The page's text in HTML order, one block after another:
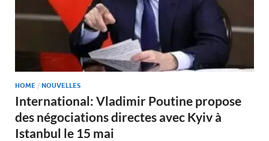
HOME / NOUVELLES
International: Vladimir Poutine propose
des négociations directes avec Kyiv à
Istanbul le 15 mai